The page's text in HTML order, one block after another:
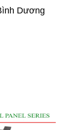
Dương